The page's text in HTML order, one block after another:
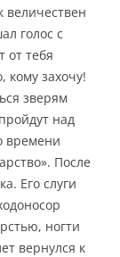
величествен
голос с
от тебя
кому захочу!
зверям
над
времени
После
Его слуги
ногти
вернулся к